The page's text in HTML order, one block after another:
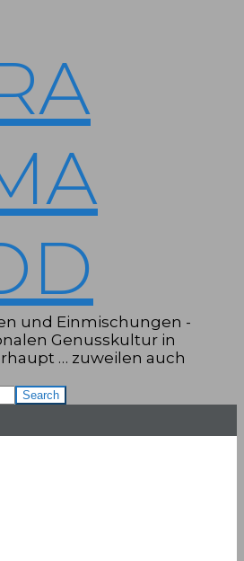
und Einmischungen -
Genusskultur in
… zuweilen auch